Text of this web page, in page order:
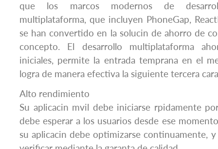
que los marcos modernos de
multiplataforma, que incluyen PhoneGap,
se han convertido en la solucin de ahorro de
concepto. El desarrollo multiplataforma
iniciales, permite la entrada temprana en el
logra de manera efectiva la siguiente tercera
Alto rendimiento
Su aplicacin mvil debe iniciarse rpidamente
debe esperar a los usuarios desde ese
su aplicacin debe optimizarse continuamente,